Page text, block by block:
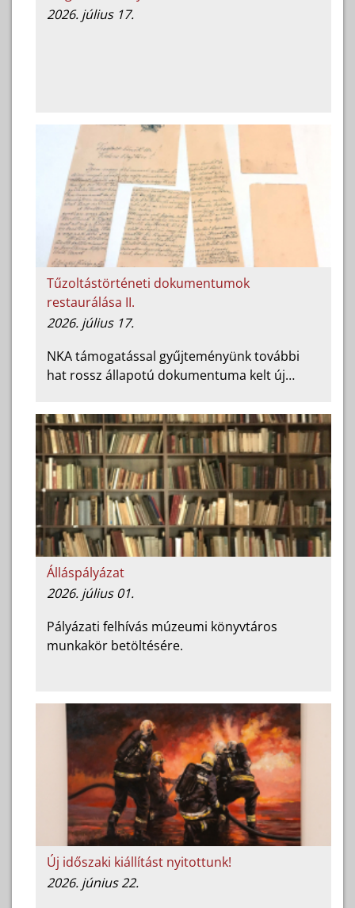
2026. július 17.
Tűzoltástörténeti dokumentumok
restaurálása II.
2026. július 17.
NKA támogatással gyűjteményünk további
hat rossz állapotú dokumentuma kelt új…
Álláspályázat
2026. július 01.
Pályázati felhívás múzeumi könyvtáros
munkakör betöltésére.
Új időszaki kiállítást nyitottunk!
2026. június 22.